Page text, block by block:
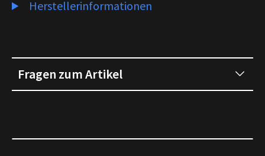
Herstellerinformationen
Fragen zum Artikel